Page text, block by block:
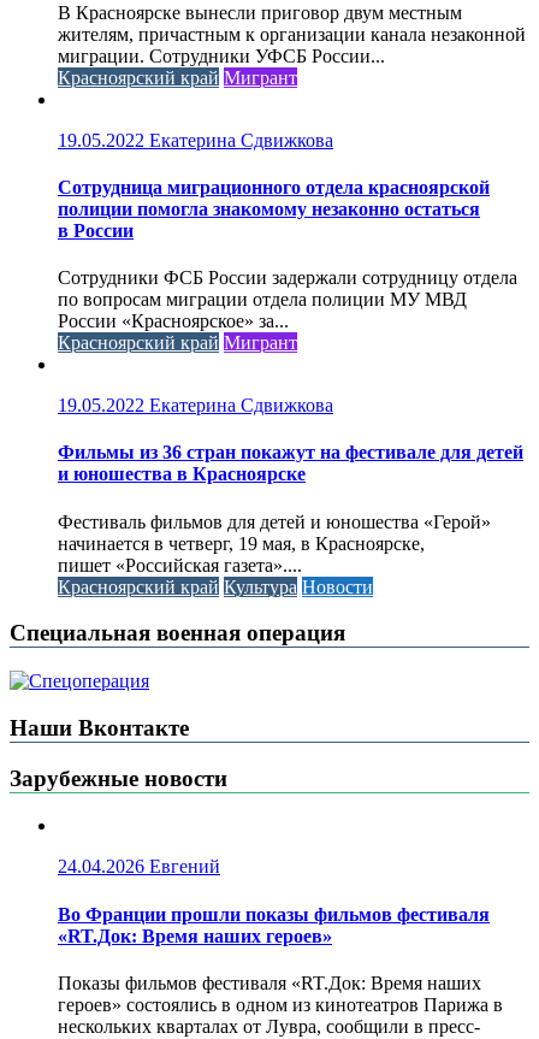
В Красноярске вынесли приговор двум местным
жителям, причастным к организации канала незаконной
миграции. Сотрудники УФСБ России...
Красноярский край Мигрант
19.05.2022 Екатерина Сдвижкова
Сотрудница миграционного отдела красноярской
полиции помогла знакомому незаконно остаться
в России
Сотрудники ФСБ России задержали сотрудницу отдела
по вопросам миграции отдела полиции МУ МВД
России «Красноярское» за...
Красноярский край Мигрант
19.05.2022 Екатерина Сдвижкова
Фильмы из 36 стран покажут на фестивале для детей
и юношества в Красноярске
Фестиваль фильмов для детей и юношества «Герой»
начинается в четверг, 19 мая, в Красноярске,
пишет «Российская газета»....
Красноярский край Культура Новости
Специальная военная операция
Наши Вконтакте
Зарубежные новости
24.04.2026 Евгений
Во Франции прошли показы фильмов фестиваля
«RT.Док: Время наших героев»
Показы фильмов фестиваля «RT.Док: Время наших
героев» состоялись в одном из кинотеатров Парижа в
нескольких кварталах от Лувра, сообщили в пресс-